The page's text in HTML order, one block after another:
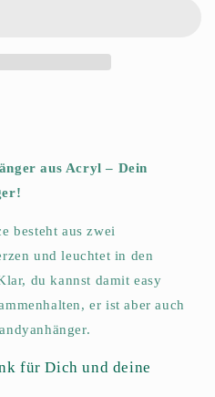
aus Acryl – Dein
besteht aus zwei
und leuchtet in den
du kannst damit easy
er ist aber auch
für Dich und deine